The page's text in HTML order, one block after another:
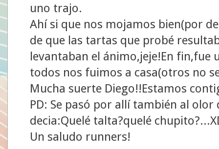
uno trajo.
Ahí si que nos mojamos bien(por
de que las tartas que probé
levantaban el ánimo,jeje!En fin,fue
todos nos fuimos a casa(otros no
Mucha suerte Diego!!Estamos
PD: Se pasó por allí también al
decia:Quelé talta?quelé
Un saludo runners!